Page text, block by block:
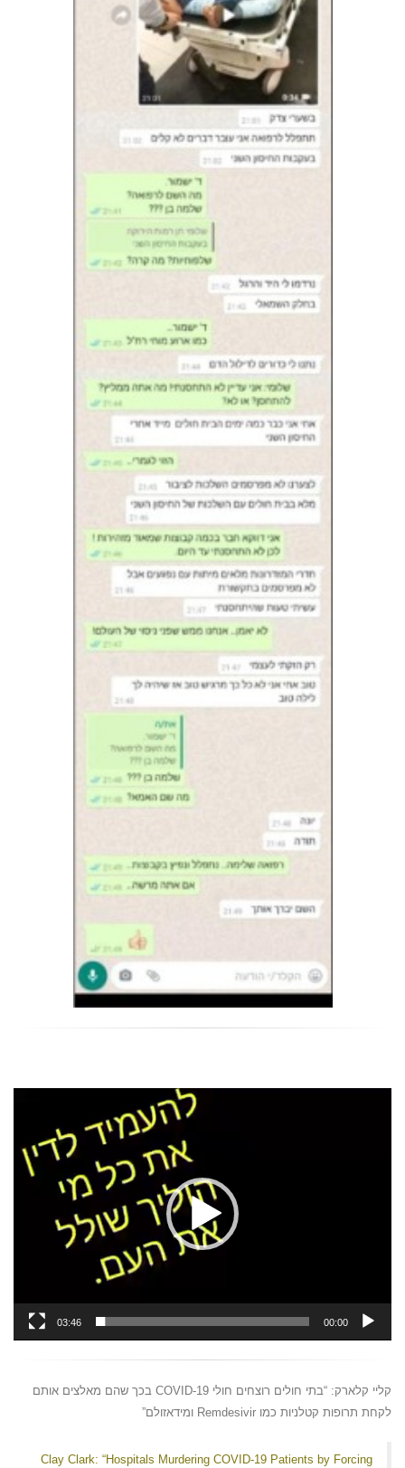
00:00
03:46
קליי קלארק: “בתי חולים רוצחים חולי COVID-19 בכך שהם מאלצים אותם
לקחת תרופות קטלניות כמו Remdesivir ומידאזולם”
Clay Clark: “Hospitals Murdering COVID-19 Patients by Forcing